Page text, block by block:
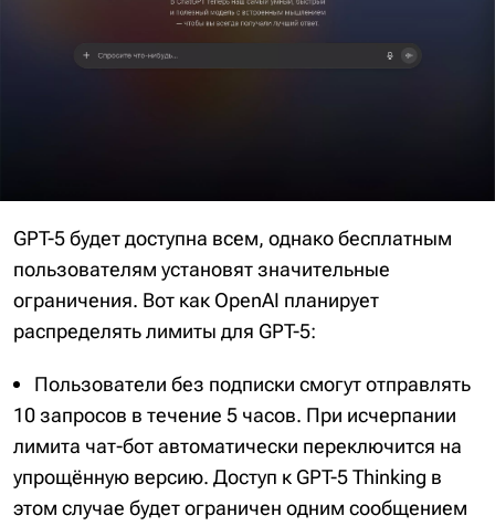
GPT-5 будет доступна всем, однако бесплатным
пользователям установят значительные
ограничения. Вот как OpenAI планирует
распределять лимиты для GPT-5:
Пользователи без подписки смогут отправлять
10 запросов в течение 5 часов. При исчерпании
лимита чат-бот автоматически переключится на
упрощённую версию. Доступ к GPT-5 Thinking в
этом случае будет ограничен одним сообщением